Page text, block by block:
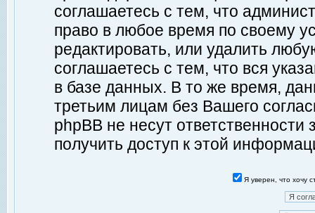
соглашаетесь с тем, что
право в любое время по своему
редактировать, или удалить
соглашаетесь с тем, что вся
в базе данных. В то же время,
третьим лицам без Вашего
phpBB не несут ответственности
получить доступ к этой
Я уверен, что хочу